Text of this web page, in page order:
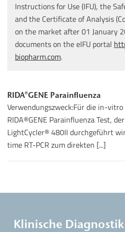
Instructions for Use (IFU), the
and the Certificate of Analysis
on the market after 01 January
documents on the eIFU portal
biopharm.com.
RIDA®GENE Parainfluenza
Verwendungszweck:Für die in-
RIDA®GENE Parainfluenza Test,
LightCycler® 480II durchgeführt
time RT-PCR zum direkten [...]
Klinische Diagnostik